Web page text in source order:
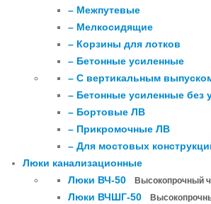
– Межпутевые
– Мелкосидящие
– Корзины для лотков
– Бетонные усиленные
– С вертикальным
– Бетонные усиленные без
– Бортовые ЛВ
– Прикромочные ЛВ
– Для мостовых
Люки канализационные
Люки ВЧ-50
Высокопрочный
Люки ВЧШГ-50